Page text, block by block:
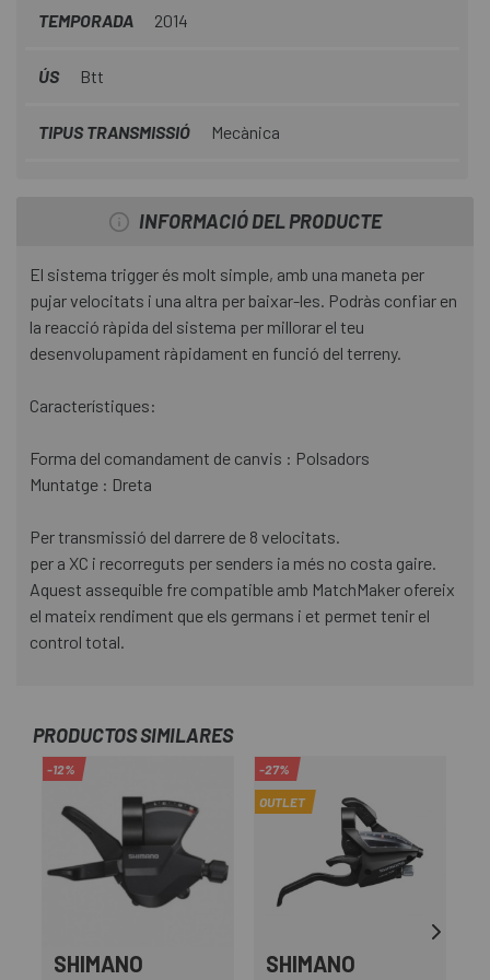
TEMPORADA 2014
ÚS Btt
TIPUS TRANSMISSIÓ Mecànica
INFORMACIÓ DEL PRODUCTE
El sistema trigger és molt simple, amb una maneta per
pujar velocitats i una altra per baixar-les. Podràs confiar en
la reacció ràpida del sistema per millorar el teu
desenvolupament ràpidament en funció del terreny.
Característiques:
Forma del comandament de canvis : Polsadors
Muntatge : Dreta
Per transmissió del darrere de 8 velocitats.
per a XC i recorreguts per senders ia més no costa gaire.
Aquest assequible fre compatible amb MatchMaker ofereix
el mateix rendiment que els germans i et permet tenir el
control total.
PRODUCTOS SIMILARES
-12%
SHIMANO
-27%
OUTLET
SHIMANO